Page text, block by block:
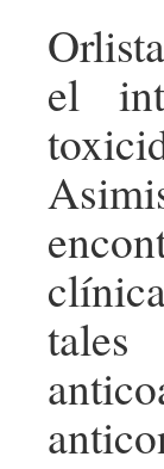
el
tales